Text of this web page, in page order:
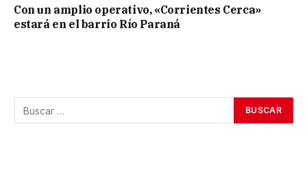
Con un amplio operativo, «Corrientes Cerca»
estará en el barrio Río Paraná